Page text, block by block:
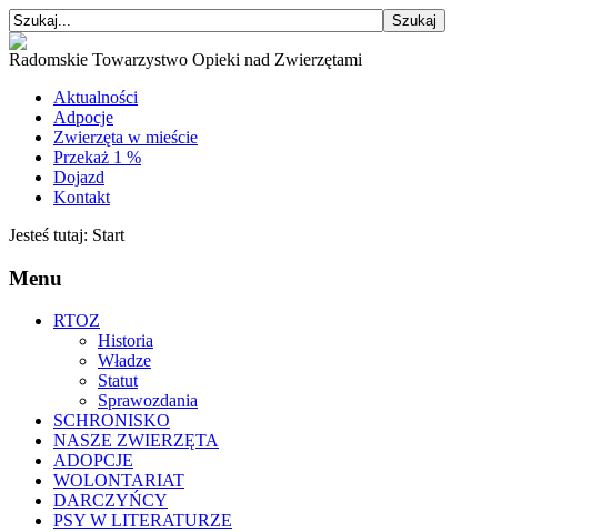
Radomskie Towarzystwo Opieki nad Zwierzętami
Aktualności
Adpocje
Zwierzęta w mieście
Przekaż 1 %
Dojazd
Kontakt
Jesteś tutaj: Start
Menu
RTOZ
Historia
Władze
Statut
Sprawozdania
SCHRONISKO
NASZE ZWIERZĘTA
ADOPCJE
WOLONTARIAT
DARCZYŃCY
PSY W LITERATURZE